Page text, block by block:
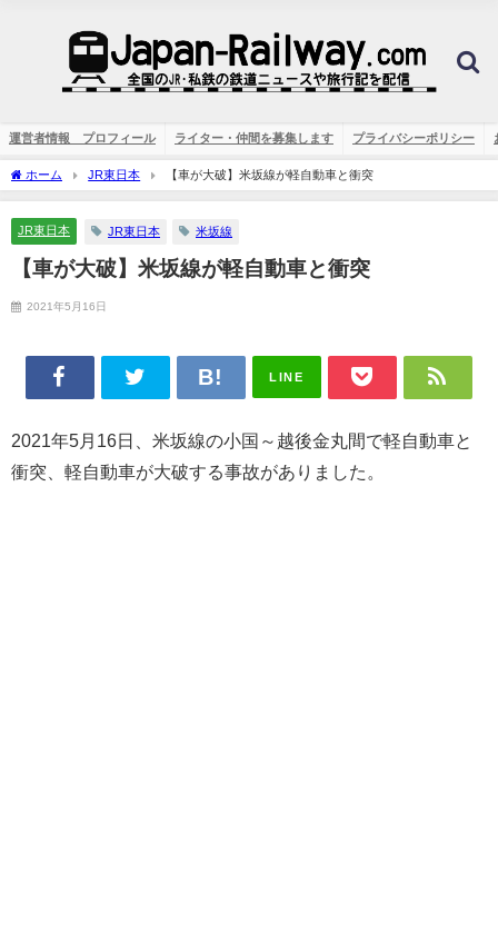
運営者情報 プロフィール ライター・仲間を募集します プライバシーポリシー
ホーム JR東日本 【車が大破】米坂線が軽自動車と衝突
JR東日本 JR東日本 米坂線
【車が大破】米坂線が軽自動車と衝突
2021年5月16日
LINE
2021年5月16日、米坂線の小国～越後金丸間で軽自動車と
衝突、軽自動車が大破する事故がありました。